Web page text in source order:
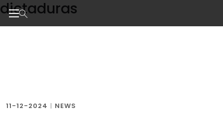
Skip
to
the
dictaduras
11-12-2024 | NEWS